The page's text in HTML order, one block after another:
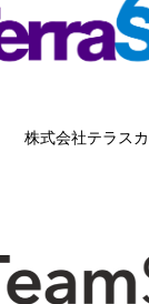
株式会社テラス